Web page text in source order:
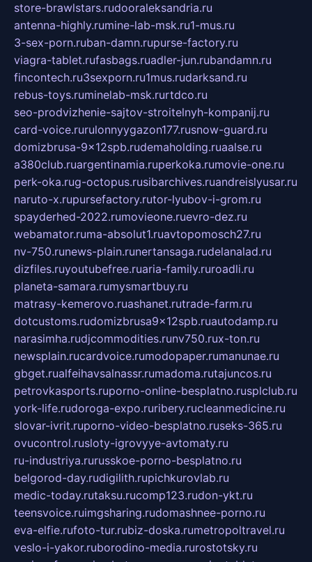
store-brawlstars.rudooraleksandria.ru
antenna-highly.rumine-lab-msk.ru1-mus.ru
3-sex-porn.ruban-damn.rupurse-factory.ru
viagra-tablet.rufasbags.ruadler-jun.rubandamn.ru
fincontech.ru3sexporn.ru1mus.rudarksand.ru
rebus-toys.ruminelab-msk.rurtdco.ru
seo-prodvizhenie-sajtov-stroitelnyh-kompanij.ru
card-voice.rurulonnyygazon177.rusnow-guard.ru
domizbrusa-9x12spb.rudemaholding.ruaalse.ru
a380club.ruargentinamia.ruperkoka.rumovie-one.ru
perk-oka.rug-octopus.rusibarchives.ruandreislyusar.ru
naruto-x.rupursefactory.rutor-lyubov-i-grom.ru
spayderhed-2022.rumovieone.ruevro-dez.ru
webamator.ruma-absolut1.ruavtopomosch27.ru
nv-750.runews-plain.runertansaga.rudelanalad.ru
dizfiles.ruyoutubefree.ruaria-family.ruroadli.ru
planeta-samara.rumysmartbuy.ru
matrasy-kemerovo.ruashanet.rutrade-farm.ru
dotcustoms.rudomizbrusa9x12spb.ruautodamp.ru
narasimha.rudjcommodities.runv750.rux-ton.ru
newsplain.rucardvoice.rumodopaper.rumanunae.ru
gbget.rualfeihavsalnassr.rumadoma.rutajuncos.ru
petrovkasports.ruporno-online-besplatno.rusplclub.ru
york-life.rudoroga-expo.ruribery.rucleanmedicine.ru
slovar-ivrit.ruporno-video-besplatno.ruseks-365.ru
ovucontrol.rusloty-igrovyye-avtomaty.ru
ru-industriya.rurusskoe-porno-besplatno.ru
belgorod-day.rudigilith.rupichkurovlab.ru
medic-today.rutaksu.rucomp123.rudon-ykt.ru
teensvoice.ruimgsharing.rudomashnee-porno.ru
eva-elfie.rufoto-tur.rubiz-doska.rumetropoltravel.ru
veslo-i-yakor.ruborodino-media.rurostotsky.ru